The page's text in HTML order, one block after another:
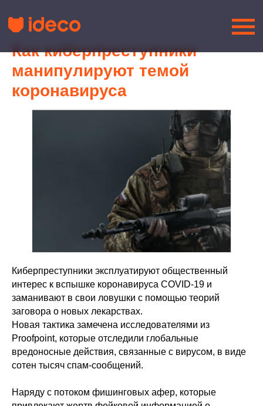
Как киберпреступники
манипулируют темой
коронавируса
Киберпреступники эксплуатируют общественный
интерес к вспышке коронавируса COVID-19 и
заманивают в свои ловушки с помощью теорий
заговора о новых лекарствах.
Новая тактика замечена исследователями из
Proofpoint, которые отследили глобальные
вредоносные действия, связанные с вирусом, в виде
сотен тысяч спам-сообщений.
Наряду с потоком фишинговых афер, которые